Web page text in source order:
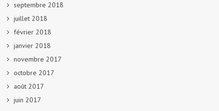
septembre 2018
juillet 2018
février 2018
janvier 2018
novembre 2017
octobre 2017
août 2017
juin 2017